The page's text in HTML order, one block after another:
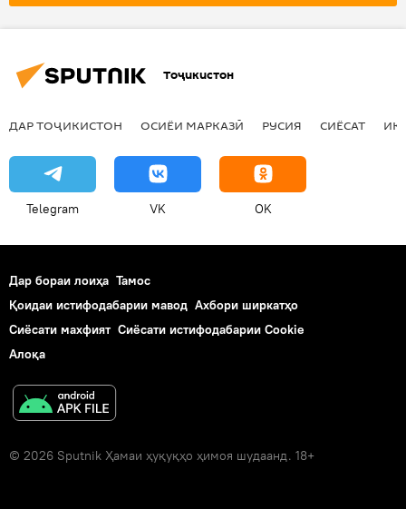
Тоҷикистон
ДАР ТОҶИКИСТОН ОСИЁИ МАРКАЗӢ РУСИЯ СИЁСАТ
Telegram VK OK
Дар бораи лоиҳа Тамос
Қоидаи истифодабарии мавод Ахбори ширкатҳо
Сиёсати махфият Сиёсати истифодабарии Cookie
Алоқа
© 2026 Sputnik Ҳамаи ҳуқуқҳо ҳимоя шудаанд. 18+